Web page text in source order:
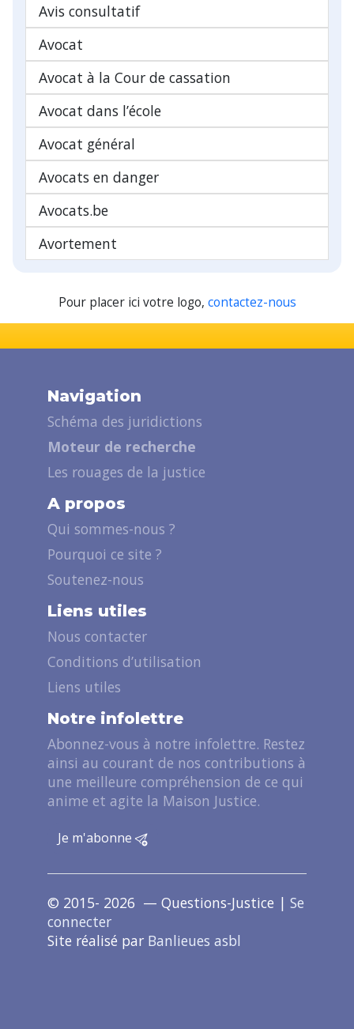
Avis consultatif
Avocat
Avocat à la Cour de cassation
Avocat dans l’école
Avocat général
Avocats en danger
Avocats.be
Avortement
Pour placer ici votre logo, contactez-nous
Navigation
Schéma des juridictions
Moteur de recherche
Les rouages de la justice
A propos
Qui sommes-nous ?
Pourquoi ce site ?
Soutenez-nous
Liens utiles
Nous contacter
Conditions d’utilisation
Liens utiles
Notre infolettre
Abonnez-vous à notre infolettre. Restez
ainsi au courant de nos contributions à
une meilleure compréhension de ce qui
anime et agite la Maison Justice.
Je m'abonne
© 2015- 2026 — Questions-Justice | Se
connecter
Site réalisé par Banlieues asbl